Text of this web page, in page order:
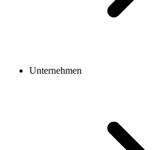
Unternehmen